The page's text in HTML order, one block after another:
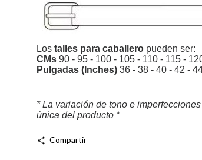
Los talles para caballero pueden ser:
CMs 90 - 95 - 100 - 105 - 110 - 115 -
Pulgadas (Inches) 36 - 38 - 40 - 42 -
* La variación de tono e
única del producto *
Compartir